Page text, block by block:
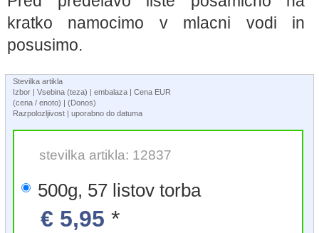
kratko namocimo v mlacni vodi in
posusimo.
Stevilka artikla
Izbor | Vsebina (teza) | embalaza | Cena EUR
(cena / enoto) | (Donos)
Razpolozljivost | uporabno do datuma
stevilka artikla: 12837
500g, 57 listov torba
€ 5,95 *